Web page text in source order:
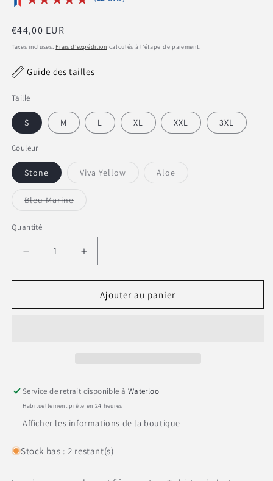
Prix
habituel
€44,00 EUR
Taxes incluses. Frais d'expédition calculés à l'étape de paiement.
Guide des tailles
Taille
S M L XL XXL 3XL
Couleur
Stone Viva Yellow Aloe
Bleu Marine
Quantité
Réduire
la
quantité
T-
Ptit&#39;
Soeur&quot;
Augmenter
la
quantité
T-
Ptit&#39;
Soeur&quot;
Ajouter au panier
Service de retrait disponible à Waterloo
Habituellement prête en 24 heures
Afficher les informations de la boutique
Stock bas : 2 restant(s)